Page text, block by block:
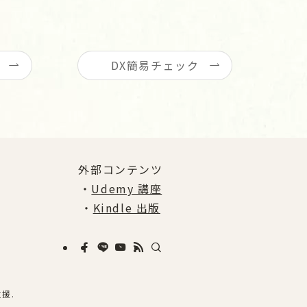
DX簡易チェック
外部コンテンツ
・ Udemy 講座
・ Kindle 出版
.